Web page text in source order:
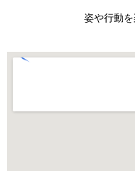
姿や行動を